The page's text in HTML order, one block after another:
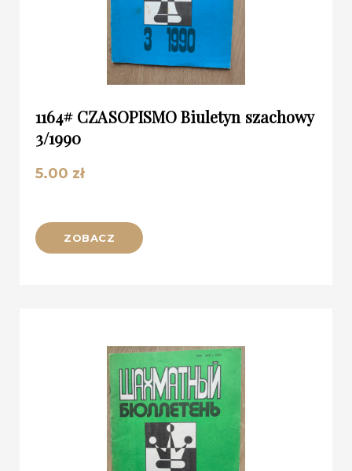
1164# CZASOPISMO Biuletyn szachowy
3/1990
5.00 zł
ZOBACZ